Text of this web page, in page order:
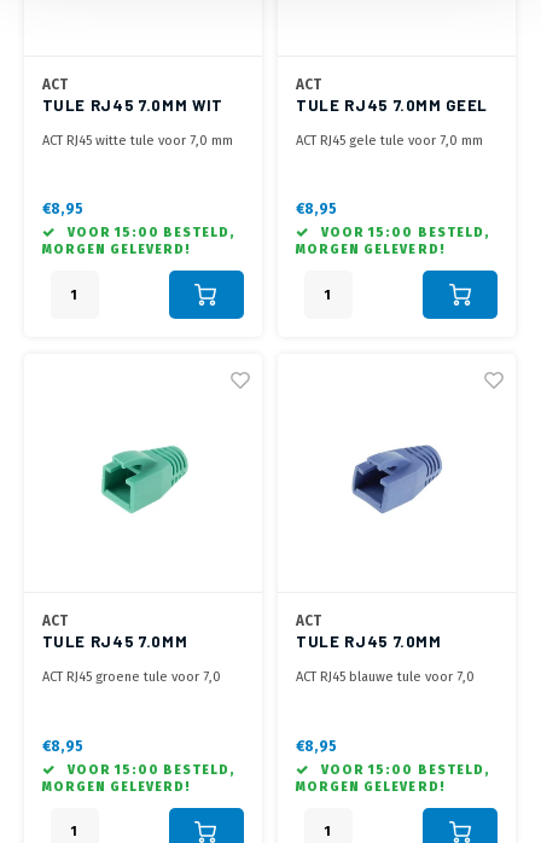
ACT
TULE RJ45 7.0MM WIT
ACT RJ45 witte tule voor 7,0 mm
€8,95
VOOR 15:00 BESTELD,
MORGEN GELEVERD!
ACT
TULE RJ45 7.0MM GEEL
ACT RJ45 gele tule voor 7,0 mm
€8,95
VOOR 15:00 BESTELD,
MORGEN GELEVERD!
ACT
TULE RJ45 7.0MM
ACT RJ45 groene tule voor 7,0
€8,95
VOOR 15:00 BESTELD,
MORGEN GELEVERD!
ACT
TULE RJ45 7.0MM
ACT RJ45 blauwe tule voor 7,0
€8,95
VOOR 15:00 BESTELD,
MORGEN GELEVERD!